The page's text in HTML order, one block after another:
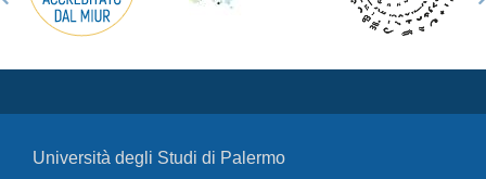
Università degli Studi di Palermo